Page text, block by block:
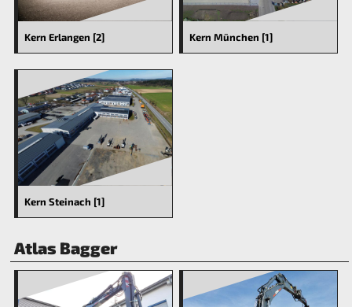
Kern Erlangen [2] Kern München [1]
Kern Steinach [1]
Atlas Bagger